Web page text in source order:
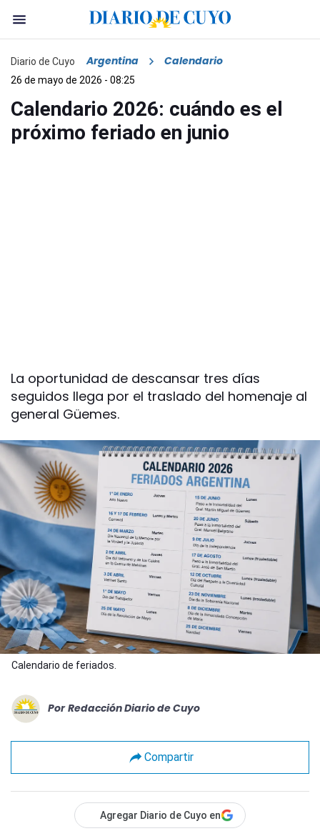
Diario de Cuyo Argentina Calendario
26 de mayo de 2026 - 08:25
Calendario 2026: cuándo es el
próximo feriado en junio
La oportunidad de descansar tres días
seguidos llega por el traslado del homenaje al
general Güemes.
Calendario de feriados.
Por Redacción Diario de Cuyo
Compartir
Agregar Diario de Cuyo en